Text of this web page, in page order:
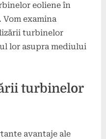
eoliene în
examina
turbinelor
lor asupra mediului
turbinelor
avantaje ale